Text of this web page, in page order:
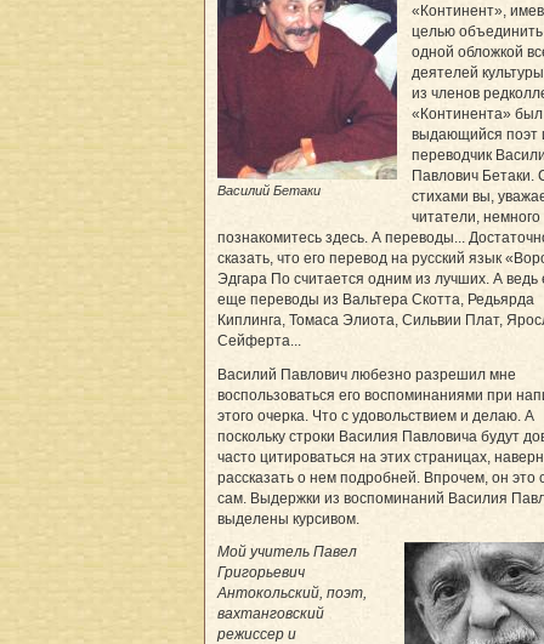
Василий Бетаки
«Континент»,
целью
одной обложкой
деятелей
из членов
«Континента» был
выдающийся поэт
переводчик
Павлович Бетаки.
стихами вы,
читатели, немного
познакомитесь здесь. А переводы...
сказать, что его перевод на русский язык
Эдгара По считается одним из лучших. А ведь
еще переводы из Вальтера Скотта, Редьярда
Киплинга, Томаса Элиота, Сильвии Плат,
Сейферта...
Василий Павлович любезно разрешил мне
воспользоваться его воспоминаниями при
этого очерка. Что с удовольствием и делаю. А
поскольку строки Василия Павловича будут
часто цитироваться на этих страницах,
рассказать о нем подробней. Впрочем, он это
сам. Выдержки из воспоминаний Василия
выделены курсивом.
Мой учитель Павел
Григорьевич
Антокольский, поэт,
вахтанговский
режиссер и